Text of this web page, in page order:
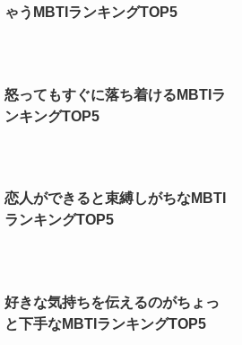
ゃうMBTIランキングTOP5
怒ってもすぐに落ち着けるMBTIラ
ンキングTOP5
恋人ができると束縛しがちなMBTI
ランキングTOP5
好きな気持ちを伝えるのがちょっ
と下手なMBTIランキングTOP5